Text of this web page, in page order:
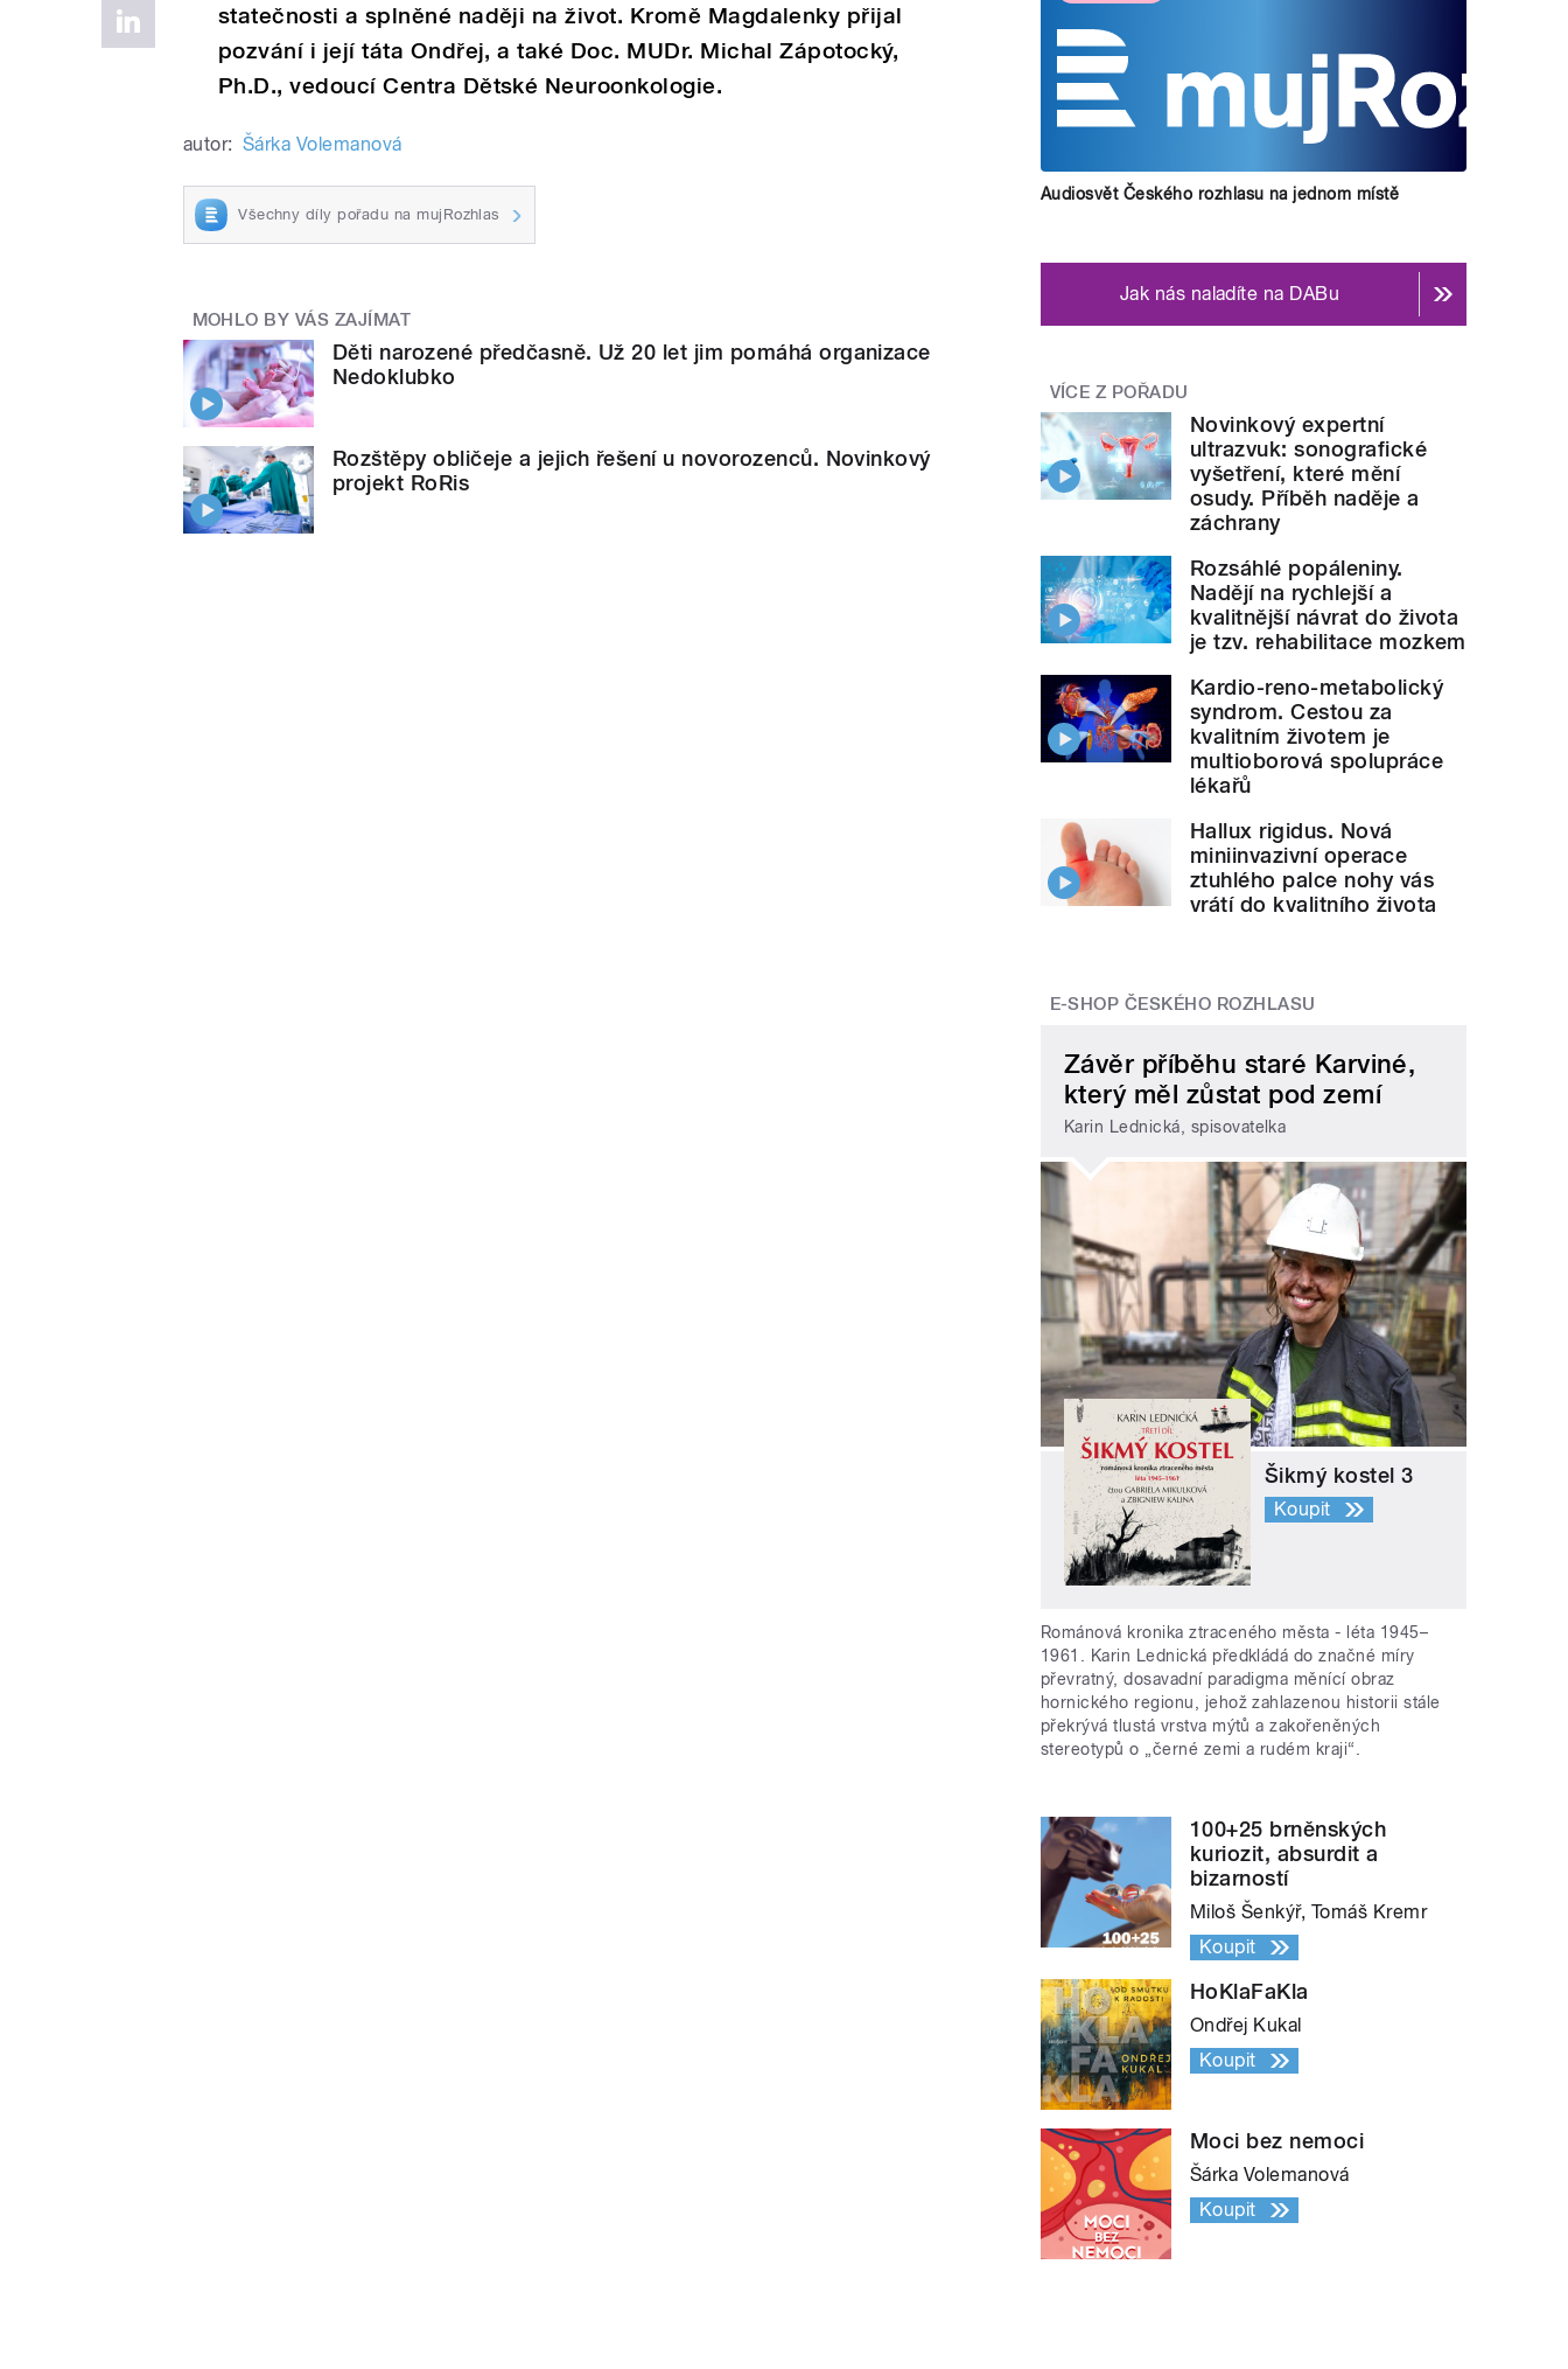
statečnosti a splněné naději na život. Kromě Magdalenky přijal
pozvání i její táta Ondřej, a také Doc. MUDr. Michal Zápotocký,
Ph.D., vedoucí Centra Dětské Neuroonkologie.
autor: Šárka Volemanová
Všechny díly pořadu na mujRozhlas
MOHLO BY VÁS ZAJÍMAT
Děti narozené předčasně. Už 20 let jim pomáhá organizace
Nedoklubko
Rozštěpy obličeje a jejich řešení u novorozenců. Novinkový
projekt RoRis
Audiosvět Českého rozhlasu na jednom místě
Jak nás naladíte na DABu
VÍCE Z POŘADU
Novinkový expertní
ultrazvuk: sonografické
vyšetření, které mění
osudy. Příběh naděje a
záchrany
Rozsáhlé popáleniny.
Nadějí na rychlejší a
kvalitnější návrat do života
je tzv. rehabilitace mozkem
Kardio-reno-metabolický
syndrom. Cestou za
kvalitním životem je
multioborová spolupráce
lékařů
Hallux rigidus. Nová
miniinvazivní operace
ztuhlého palce nohy vás
vrátí do kvalitního života
E-SHOP ČESKÉHO ROZHLASU
Závěr příběhu staré Karviné,
který měl zůstat pod zemí
Karin Lednická, spisovatelka
Šikmý kostel 3
Koupit
Románová kronika ztraceného města - léta 1945–
1961. Karin Lednická předkládá do značné míry
převratný, dosavadní paradigma měnící obraz
hornického regionu, jehož zahlazenou historii stále
překrývá tlustá vrstva mýtů a zakořeněných
stereotypů o „černé zemi a rudém kraji“.
100+25 brněnských
kuriozit, absurdit a
bizarností
Miloš Šenkýř, Tomáš Kremr
Koupit
HoKlaFaKla
Ondřej Kukal
Koupit
Moci bez nemoci
Šárka Volemanová
Koupit